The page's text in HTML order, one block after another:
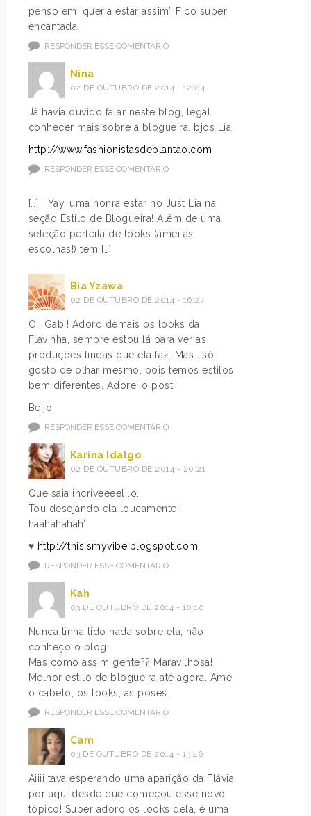
penso em ‘queria estar assim’. Fico super
encantada.
RESPONDER ESSE COMENTÁRIO
Nina
02 DE OUTUBRO DE 2014 - 12:04
Já havia ouvido falar neste blog, legal
conhecer mais sobre a blogueira. bjos Lia
http://www.fashionistasdeplantao.com
RESPONDER ESSE COMENTÁRIO
[…] Yay, uma honra estar no Just Lia na
seção Estilo de Blogueira! Além de uma
seleção perfeita de looks (amei as
escolhas!) tem […]
Bia Yzawa
02 DE OUTUBRO DE 2014 - 16:27
Oi, Gabi! Adoro demais os looks da
Flavinha, sempre estou lá para ver as
produções lindas que ela faz. Mas… só
gosto de olhar mesmo, pois temos estilos
bem diferentes. Adorei o post!
Beijo
RESPONDER ESSE COMENTÁRIO
Karina Idalgo
02 DE OUTUBRO DE 2014 - 20:21
Que saia incriveeeel .o.
Tou desejando ela loucamente!
haahahahah’
♥ http://thisismyvibe.blogspot.com
RESPONDER ESSE COMENTÁRIO
Kah
03 DE OUTUBRO DE 2014 - 10:10
Nunca tinha lido nada sobre ela, não
conheço o blog.
Mas como assim gente?? Maravilhosa!
Melhor estilo de blogueira até agora. Amei
o cabelo, os looks, as poses…
RESPONDER ESSE COMENTÁRIO
Cam
03 DE OUTUBRO DE 2014 - 13:46
Aiiii tava esperando uma aparição da Flávia
por aqui desde que começou esse novo
tópico! Super adoro os looks dela, é uma